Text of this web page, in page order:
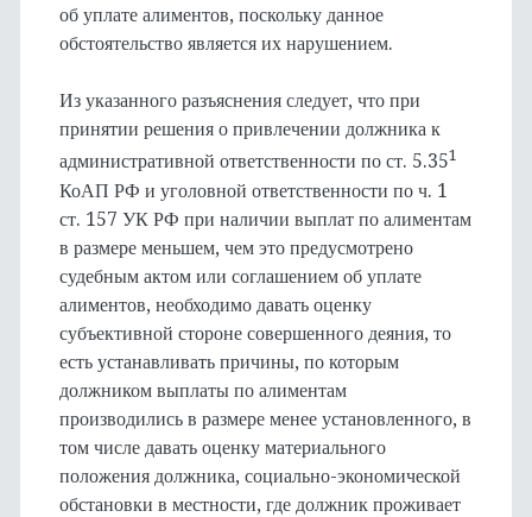
об уплате алиментов, поскольку данное
обстоятельство является их нарушением.
Из указанного разъяснения следует, что при
принятии решения о привлечении должника к
административной ответственности по ст. 5.351
КоАП РФ и уголовной ответственности по ч. 1
ст. 157 УК РФ при наличии выплат по алиментам
в размере меньшем, чем это предусмотрено
судебным актом или соглашением об уплате
алиментов, необходимо давать оценку
субъективной стороне совершенного деяния, то
есть устанавливать причины, по которым
должником выплаты по алиментам
производились в размере менее установленного, в
том числе давать оценку материального
положения должника, социально-экономической
обстановки в местности, где должник проживает